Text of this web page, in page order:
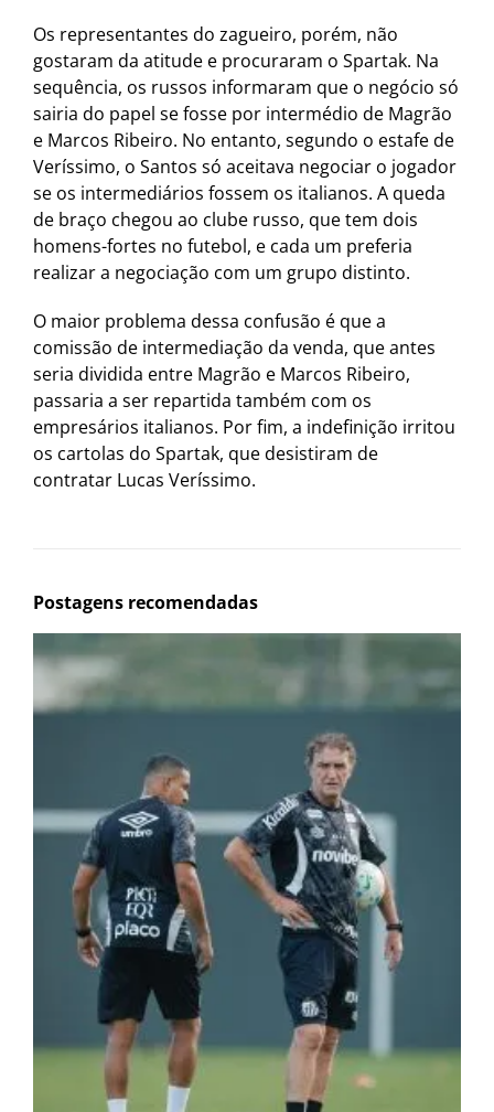
Os representantes do zagueiro, porém, não
gostaram da atitude e procuraram o Spartak. Na
sequência, os russos informaram que o negócio só
sairia do papel se fosse por intermédio de Magrão
e Marcos Ribeiro. No entanto, segundo o estafe de
Veríssimo, o Santos só aceitava negociar o jogador
se os intermediários fossem os italianos. A queda
de braço chegou ao clube russo, que tem dois
homens-fortes no futebol, e cada um preferia
realizar a negociação com um grupo distinto.
O maior problema dessa confusão é que a
comissão de intermediação da venda, que antes
seria dividida entre Magrão e Marcos Ribeiro,
passaria a ser repartida também com os
empresários italianos. Por fim, a indefinição irritou
os cartolas do Spartak, que desistiram de
contratar Lucas Veríssimo.
Postagens recomendadas